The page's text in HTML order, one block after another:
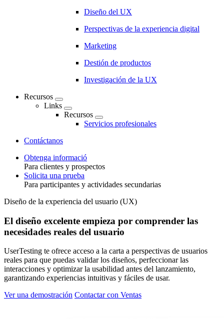
Diseño del UX
Perspectivas de la experiencia digital
Marketing
Destión de productos
Investigación de la UX
Recursos
Links
Recursos
Servicios profesionales
Contáctanos
Toggle
Obtenga informació
Para clientes y prospectos
Solicita una prueba
Para participantes y actividades secundarias
Diseño de la experiencia del usuario (UX)
El diseño excelente empieza por comprender las
necesidades reales del usuario
UserTesting te ofrece acceso a la carta a perspectivas de usuarios
reales para que puedas validar los diseños, perfeccionar las
interacciones y optimizar la usabilidad antes del lanzamiento,
garantizando experiencias intuitivas y fáciles de usar.
Ver una demostración Contactar con Ventas